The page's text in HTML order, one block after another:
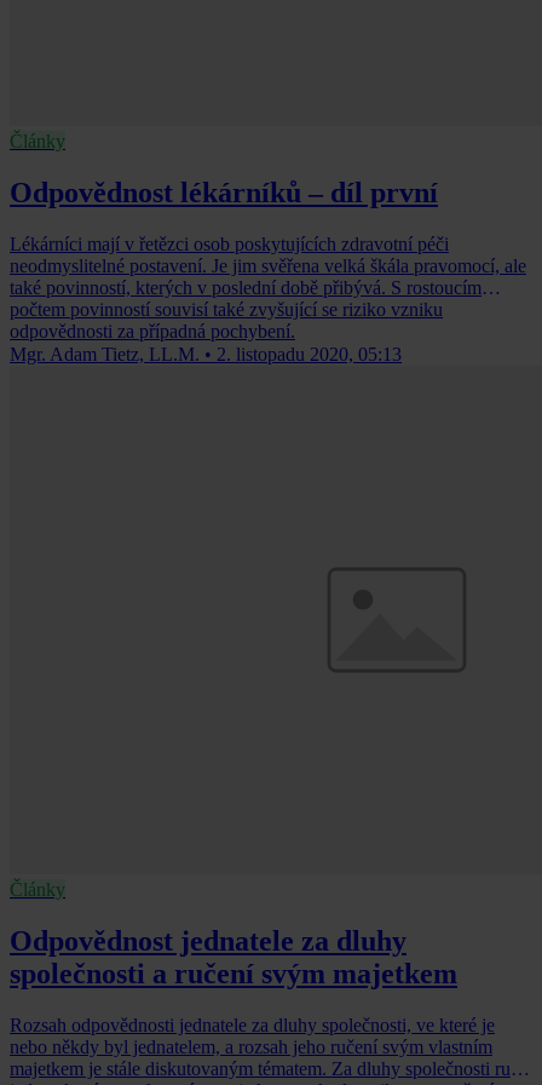
Články
Odpovědnost lékárníků – díl první
Lékárníci mají v řetězci osob poskytujících zdravotní péči
neodmyslitelné postavení. Je jim svěřena velká škála pravomocí, ale
také povinností, kterých v poslední době přibývá. S rostoucím
počtem povinností souvisí také zvyšující se riziko vzniku
odpovědnosti za případná pochybení.
Mgr. Adam Tietz, LL.M. • 2. listopadu 2020, 05:13
Články
Odpovědnost jednatele za dluhy
společnosti a ručení svým majetkem
Rozsah odpovědnosti jednatele za dluhy společnosti, ve které je
nebo někdy byl jednatelem, a rozsah jeho ručení svým vlastním
majetkem je stále diskutovaným tématem. Za dluhy společnosti ručí